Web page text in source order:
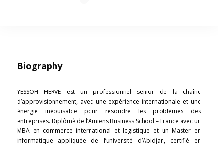
Biography
YESSOH HERVE est un professionnel senior de la chaîne
d’approvisionnement, avec une expérience internationale et une
énergie inépuisable pour résoudre les problèmes des
entreprises. Diplômé de l’Amiens Business School – France avec un
MBA en commerce international et logistique et un Master en
informatique appliquée de l’université d’Abidjan, certifié en